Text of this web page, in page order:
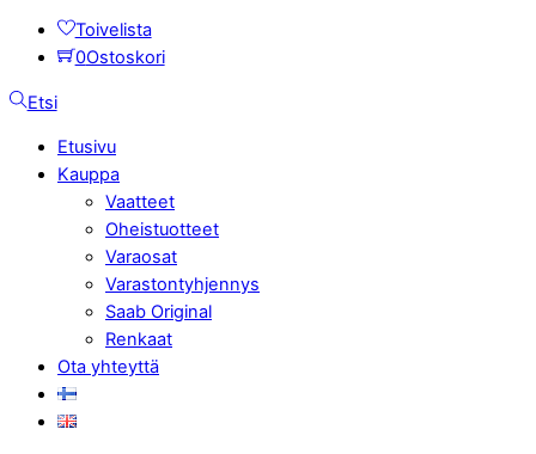
Toivelista
0Ostoskori
Etsi
Etusivu
Kauppa
Vaatteet
Oheistuotteet
Varaosat
Varastontyhjennys
Saab Original
Renkaat
Ota yhteyttä